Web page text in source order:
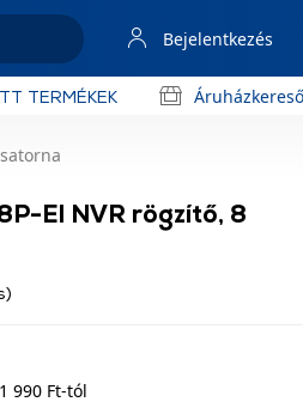
Bejelentkezés
TERMÉKEK Áruházkereső
EI NVR rögzítő, 8
990 Ft-tól